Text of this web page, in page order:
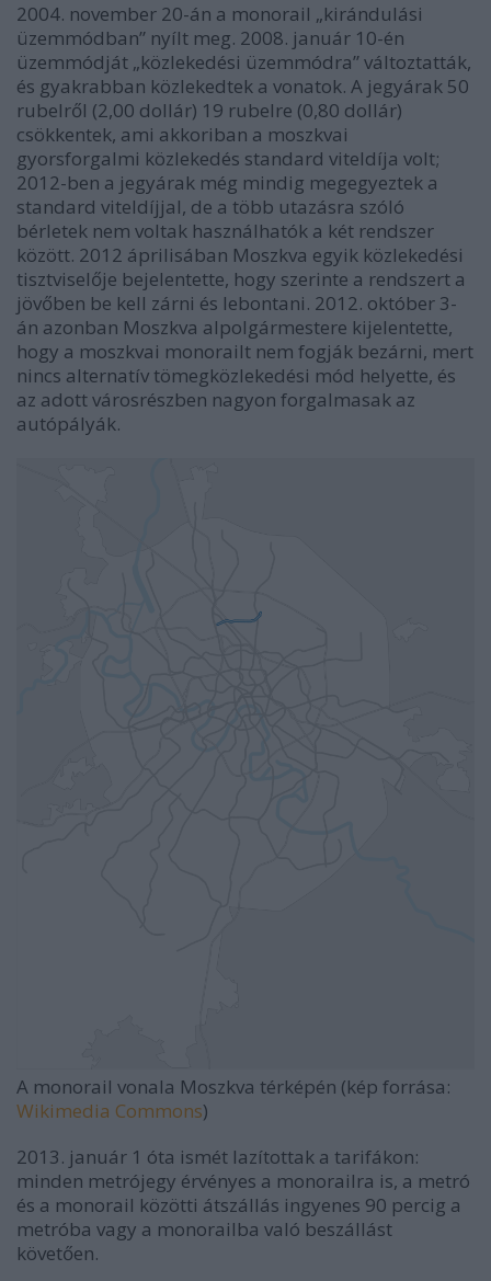
2004. november 20-án a monorail „kirándulási
üzemmódban” nyílt meg. 2008. január 10-én
üzemmódját „közlekedési üzemmódra” változtatták,
és gyakrabban közlekedtek a vonatok. A jegyárak 50
rubelről (2,00 dollár) 19 rubelre (0,80 dollár)
csökkentek, ami akkoriban a moszkvai
gyorsforgalmi közlekedés standard viteldíja volt;
2012-ben a jegyárak még mindig megegyeztek a
standard viteldíjjal, de a több utazásra szóló
bérletek nem voltak használhatók a két rendszer
között. 2012 áprilisában Moszkva egyik közlekedési
tisztviselője bejelentette, hogy szerinte a rendszert a
jövőben be kell zárni és lebontani. 2012. október 3-
án azonban Moszkva alpolgármestere kijelentette,
hogy a moszkvai monorailt nem fogják bezárni, mert
nincs alternatív tömegközlekedési mód helyette, és
az adott városrészben nagyon forgalmasak az
autópályák.
A monorail vonala Moszkva térképén (kép forrása:
Wikimedia Commons)
2013. január 1 óta ismét lazítottak a tarifákon:
minden metrójegy érvényes a monorailra is, a metró
és a monorail közötti átszállás ingyenes 90 percig a
metróba vagy a monorailba való beszállást
követően.